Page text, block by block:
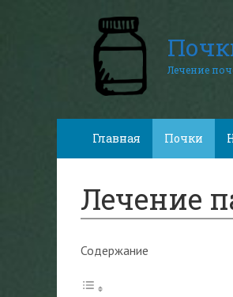
Лечение
Главная Почки
Лечение
Содержание